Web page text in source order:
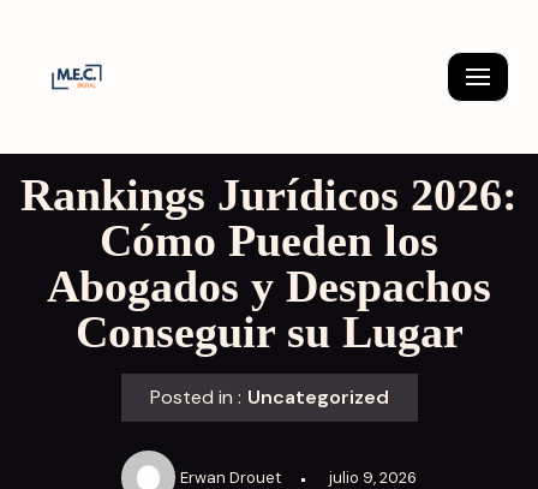
Rankings Jurídicos 2026:
Cómo Pueden los
Abogados y Despachos
Conseguir su Lugar
Posted in : Uncategorized
Erwan Drouet julio 9, 2026